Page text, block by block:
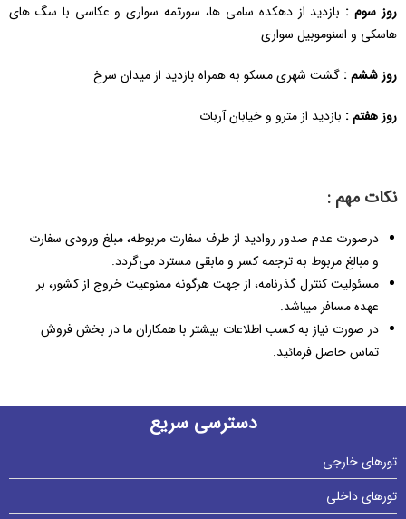
روز سوم : بازدید از دهکده سامی ها، سورتمه سواری و عکاسی با سگ های
هاسکی و اسنوموبیل سواری
روز ششم : گشت شهری مسکو به همراه بازدید از میدان سرخ
روز هفتم : بازدید از مترو و خیابان آربات
نکات مهم :
درصورت عدم صدور روادید از طرف سفارت مربوطه، مبلغ ورودی سفارت
و مبالغ مربوط به ترجمه کسر و مابقی مسترد می‌گردد.
مسئولیت کنترل گذرنامه، از جهت هرگونه ممنوعیت خروج از کشور، بر
عهده مسافر میباشد.
در صورت نیاز به کسب اطلاعات بیشتر با همکاران ما در بخش فروش
تماس حاصل فرمائید.
دسترسی سریع
تورهای خارجی
تورهای داخلی